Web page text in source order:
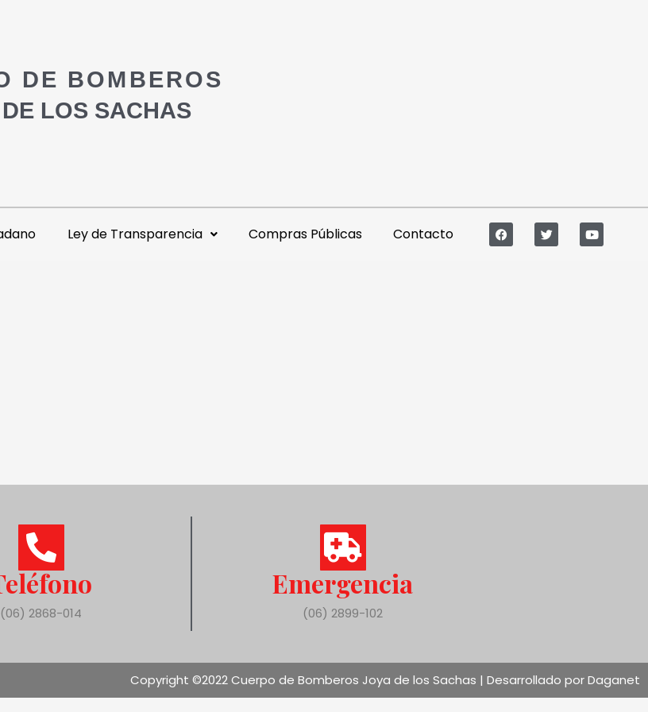
DE BOMBEROS
LOS SACHAS
Ley de Transparencia Compras Públicas Contacto
(06) 2868-014
Emergencia
(06) 2899-102
Copyright ©2022 Cuerpo de Bomberos Joya de los Sachas | Desarrollado por Daganet